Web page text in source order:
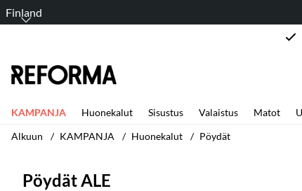
Finland
KAMPANJA Huonekalut Sisustus Valaistus Matot
Alkuun
KAMPANJA Huonekalut Pöydät
Pöydät ALE